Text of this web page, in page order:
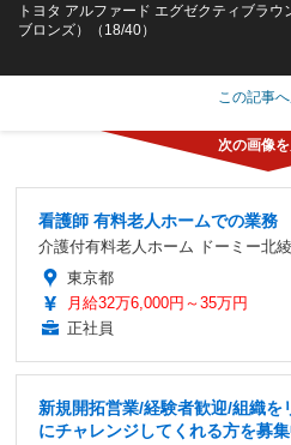
トヨタ アルファード エグゼクティブラ
ブロンズ）（18/40）
この記事
看護師 有料老人ホームでの業務
介護付有料老人ホーム ドーミー北
東京都
月給32万6,000円～35万円
正社員
新規開拓営業/経験者歓迎/組織を
にチャレンジしてくれる方を募